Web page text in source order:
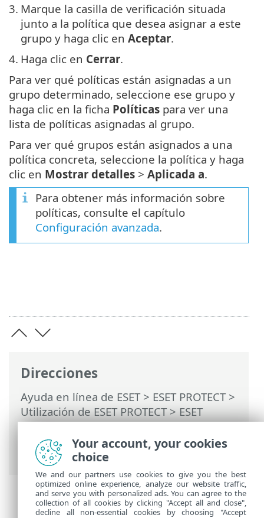
Direcciones
Ayuda en línea de ESET> ESET PROTECT>
Utilización de ESET PROTECT>ESET
PROTECT Menú principal>Configuración
Configuración avanzada > Asignar una
directiva a un grupo
3. Marque la casilla de verificación situada
junto a la política que desea asignar a este
grupo y haga clic en Aceptar.
4. Haga clic en Cerrar.
Para ver qué políticas están asignadas a un
grupo determinado, seleccione ese grupo y
haga clic en la ficha Políticas para ver una
lista de políticas asignadas al grupo.
Para ver qué grupos están asignados a una
política concreta, seleccione la política y haga
clic en Mostrar detalles > Aplicada a.
Para obtener más información sobre
políticas, consulte el capítulo
Configuración avanzada.
Your account, your cookies
choice
We and our partners use cookies to give you the best
optimized online experience, analyze our website traffic,
and serve you with personalized ads. You can agree to the
collection of all cookies by clicking "Accept all and close",
decline all non-essential cookies by choosing "Accept